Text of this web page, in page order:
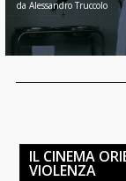
da Alessandro Truccolo
IL CINEMA
VIOLENZA